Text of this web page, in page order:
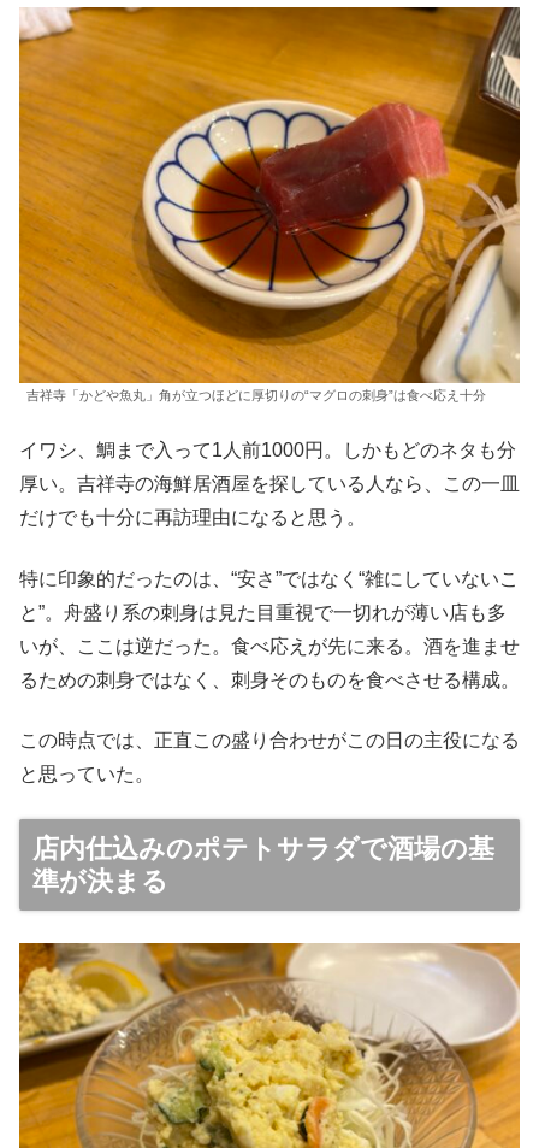
吉祥寺「かどや魚丸」角が立つほどに厚切りの“マグロの刺身”は食べ応え十分
イワシ、鯛まで入って1人前1000円。しかもどのネタも分
厚い。吉祥寺の海鮮居酒屋を探している人なら、この一皿
だけでも十分に再訪理由になると思う。
特に印象的だったのは、“安さ”ではなく“雑にしていないこ
と”。舟盛り系の刺身は見た目重視で一切れが薄い店も多
いが、ここは逆だった。食べ応えが先に来る。酒を進ませ
るための刺身ではなく、刺身そのものを食べさせる構成。
この時点では、正直この盛り合わせがこの日の主役になる
と思っていた。
店内仕込みのポテトサラダで酒場の基
準が決まる